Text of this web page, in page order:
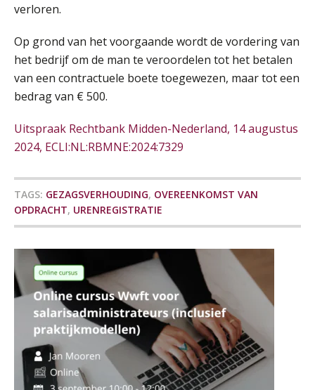
verloren.
Op grond van het voorgaande wordt de vordering van
het bedrijf om de man te veroordelen tot het betalen
van een contractuele boete toegewezen, maar tot een
bedrag van € 500.
Uitspraak Rechtbank Midden-Nederland, 14 augustus
2024, ECLI:NL:RBMNE:2024:7329
TAGS: GEZAGSVERHOUDING, OVEREENKOMST VAN
OPDRACHT, URENREGISTRATIE
Je helpt klanten met hun
administratie — maar hoe zit het met
die van jouzelf?
Hoe behoud je financiële talenten in
een krappe arbeidsmarkt?
Onterechte transitievergoeding
terugbetaald krijgen
Grip op uren per dienst: 7
veelgemaakte fouten in
projectadministratie
17
21
SEP
Pensioen voor de salarisprofessional: ontdek welke verdieping bij jou past
MOCuitgevers
SEP
MOCuitgevers
24
SEP
Online Excel training voor de salarisadministrateur (basis)
MOCuitgevers
SEP
Cursus Inkomstenbelasting voor de salarisadministrateur
MOCuitgevers
30
SEP
MOCuitgevers
01
OKT
Online cursus Werkkostenregeling
MOCuitgevers